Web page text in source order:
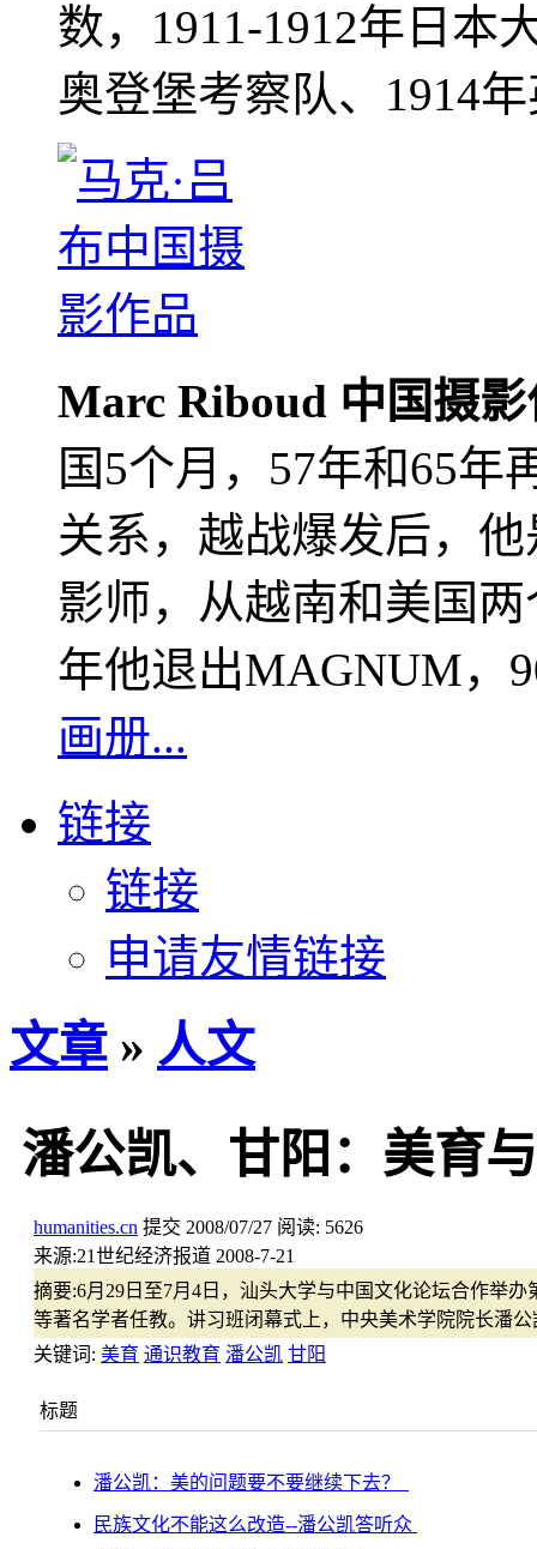
数，1911-1912年日本
奥登堡考察队、1914
Marc Riboud 中国摄
国5个月，57年和65年
关系，越战爆发后，
影师，从越南和美国
年他退出MAGNUM，
画册...
链接
链接
申请友情链接
文章 » 人文
潘公凯、甘阳：美育
humanities.cn 提交 2008/07/27 阅读: 5626
来源:21世纪经济报道 2008-7-21
摘要:6月29日至7月4日，汕头大学与中国文化论坛合作举
等著名学者任教。讲习班闭幕式上，中央美术学院院长潘
关键词: 美育 通识教育 潘公凯 甘阳
标题
潘公凯：美的问题要不要继续下去？
民族文化不能这么改造--潘公凯答听众